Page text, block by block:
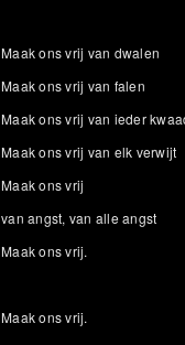
Maak ons vrij van dwalen
Maak ons vrij van falen
Maak ons vrij van ieder
Maak ons vrij van elk verwijt
Maak ons vrij
van angst, van alle angst
Maak ons vrij.
Maak ons vrij.